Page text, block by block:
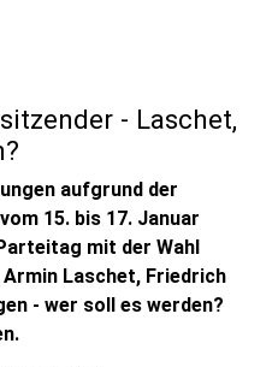
- Laschet,
aufgrund der
15. bis 17. Januar
mit der Wahl
Laschet, Friedrich
- wer soll es werden?